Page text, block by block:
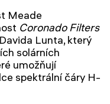
Meade
Coronado Filters
Lunta, který
solárních
umožňují
spektrální čáry H-